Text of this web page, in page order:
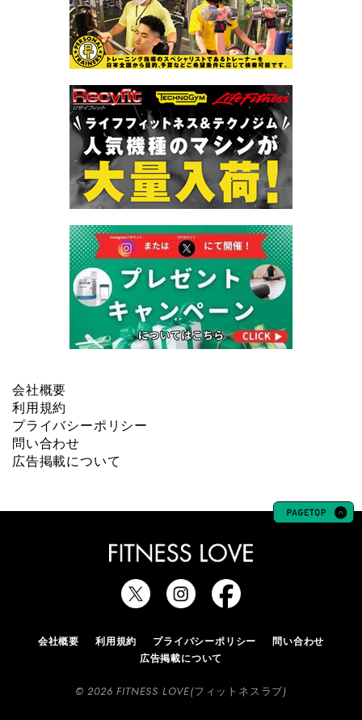
会社概要
利用規約
プライバシーポリシー
問い合わせ
広告掲載について
会社概要 利用規約 プライバシーポリシー
問い合わせ
広告掲載について
© 2026 FITNESS LOVE(フィットネスラブ)